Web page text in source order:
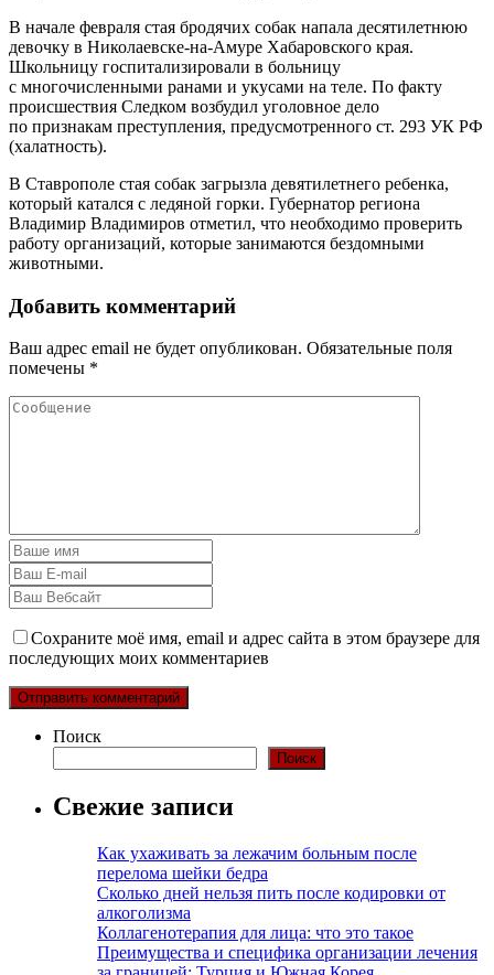
В начале февраля стая бродячих собак напала десятилетнюю
девочку в Николаевске-на-Амуре Хабаровского края.
Школьницу госпитализировали в больницу
с многочисленными ранами и укусами на теле. По факту
происшествия Следком возбудил уголовное дело
по признакам преступления, предусмотренного ст. 293 УК РФ
(халатность).
В Ставрополе стая собак загрызла девятилетнего ребенка,
который катался с ледяной горки. Губернатор региона
Владимир Владимиров отметил, что необходимо проверить
работу организаций, которые занимаются бездомными
животными.
Добавить комментарий
Ваш адрес email не будет опубликован. Обязательные поля
помечены *
Сохраните моё имя, email и адрес сайта в этом браузере для
последующих моих комментариев
Поиск
Поиск
Свежие записи
Как ухаживать за лежачим больным после
перелома шейки бедра
Сколько дней нельзя пить после кодировки от
алкоголизма
Коллагенотерапия для лица: что это такое
Преимущества и специфика организации лечения